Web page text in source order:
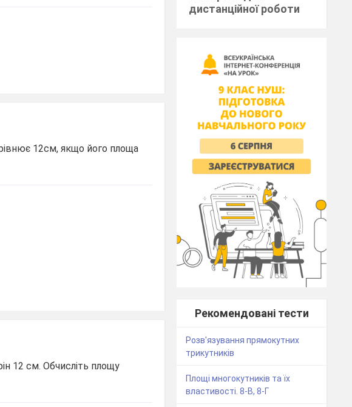
12см, якщо його площа
12 см. Обчисліть площу
дистанційної роботи
Рекомендовані тести
Розв'язування прямокутних
трикутників
Площі многокутників та їх
властивості. 8-В, 8-Г